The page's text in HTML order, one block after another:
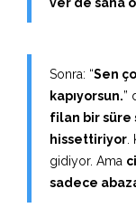
Sonra: “Sen
kapıyorsun.”
filan bir süre
hissettiriyor
gidiyor. Ama
sadece